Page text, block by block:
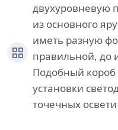
двухуровневую
из основного
иметь разную
правильной, до
Подобный короб
установки
точечных